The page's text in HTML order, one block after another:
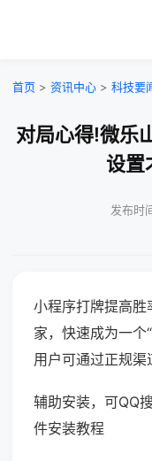
首页 > 资讯中心 > 科技要
对局心得!微乐
设置
发布时
小程序打牌提高
家，快速成为一个
用户可通过正规渠
辅助安装，可QQ
件安装教程